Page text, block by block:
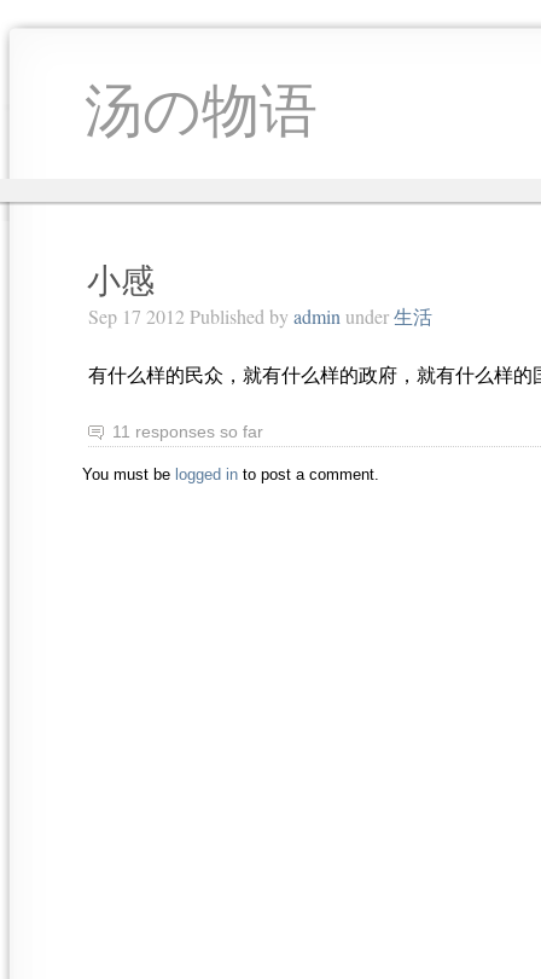
汤の物语
小感
Sep 17 2012 Published by admin under生活
有什么样的民众，就有什么样的政府，就有什么样
11 responses so far
You must be logged in to post a comment.